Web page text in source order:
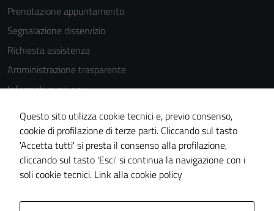
Prenotazione appuntamento
Segnalazione disservizio
Richiesta assistenza
Amministrazione trasparente
Informativa privacy
Cookie Policy
Note legali
Dichiarazione di accessibilità
Piano di miglioramento del sito
Questo sito utilizza cookie tecnici e, previo consenso,
cookie di profilazione di terze parti. Cliccando sul tasto
'Accetta tutti' si presta il consenso alla profilazione,
cliccando sul tasto 'Esci' si continua la navigazione con i
soli cookie tecnici. Link alla cookie policy
sono
impostati da
una serie di
servizi esterni
(si veda la
estesa per i